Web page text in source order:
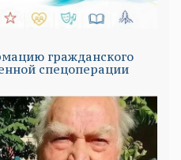
гражданского
спецоперации